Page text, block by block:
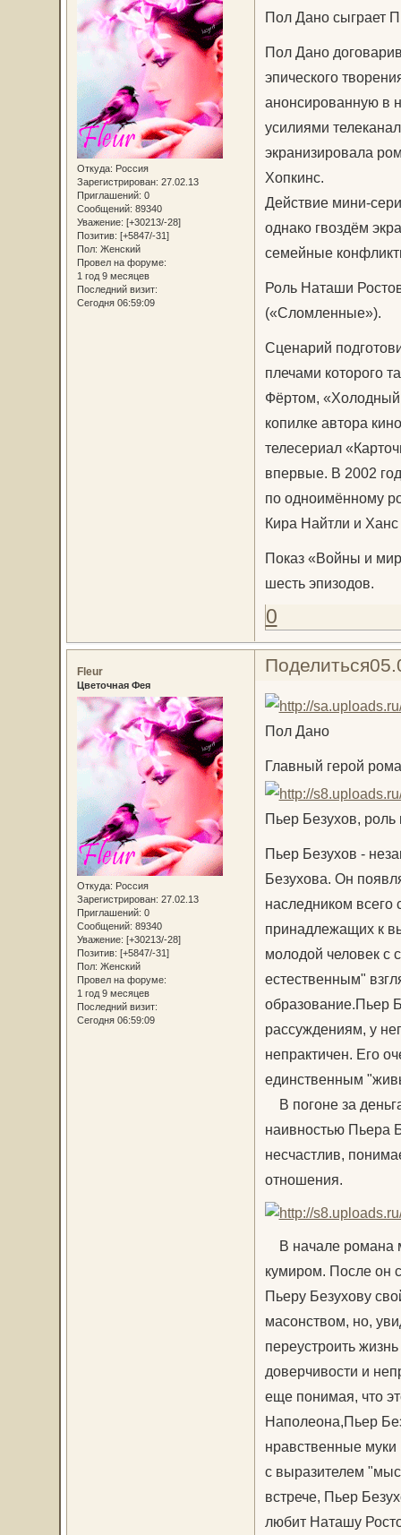
Откуда: Россия
Зарегистрирован: 27.02.13
Приглашений: 0
Сообщений: 89340
Уважение: [+30213/-28]
Позитив: [+5847/-31]
Пол: Женский
Провел на форуме:
1 год 9 месяцев
Последний визит:
Сегодня 06:59:09
Пол Дано сыграет
Пол Дано
эпического
анонсированную в
усилиями
экранизировала
Хопкинс.
Действие мини-
однако гвоздём
семейные
Роль Наташи
(«Сломленные»).
Сценарий
плечами которого
Фёртом, «Холодный
копилке автора
телесериал
впервые. В 2002
по одноимённому
Кира Найтли и
Показ «Войны и
шесть эпизодов.
0
Поделиться
Fleur
Цветочная Фея
Откуда: Россия
Зарегистрирован: 27.02.13
Приглашений: 0
Сообщений: 89340
Уважение: [+30213/-28]
Позитив: [+5847/-31]
Пол: Женский
Провел на форуме:
1 год 9 месяцев
Последний визит:
Сегодня 06:59:09
Пол Дано
Главный герой
Пьер Безухов, роль
Пьер Безухов -
Безухова. Он
наследником всего
принадлежащих к
молодой человек с
естественным"
образование.Пьер
рассуждениям, у
непрактичен. Его
единственным
В погоне за
наивностью Пьера
несчастлив,
отношения.
В начале романа
кумиром. После он
Пьеру Безухову
масонством, но,
переустроить
доверчивости и
еще понимая, что
Наполеона,Пьер
нравственные
с выразителем
встрече, Пьер
любит Наташу